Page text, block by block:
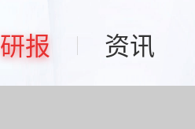
研报 资讯